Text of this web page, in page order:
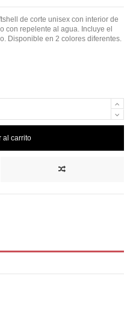
de corte unisex con interior de
con repelente al agua. Incluye el
Disponible en 2 colores diferentes.
al carrito